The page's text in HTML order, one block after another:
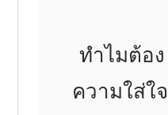
ทำไมต้อง
ความใส่ใ